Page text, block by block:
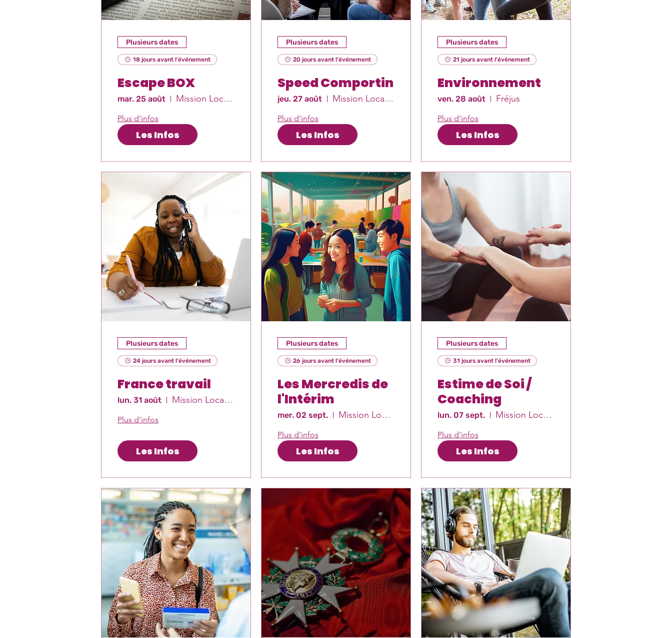
Plusieurs dates
18 jours avant l'événement
Escape BOX
mar. 25 août Mission Locale Est-Var
Plus d'infos
Les Infos
Plusieurs dates
20 jours avant l'événement
Speed Comportin
jeu. 27 août Mission Locale Est-Var
Plus d'infos
Les Infos
Plusieurs dates
21 jours avant l'événement
Environnement
ven. 28 août Fréjus
Plus d'infos
Les Infos
Plusieurs dates
24 jours avant l'événement
France travail
lun. 31 août Mission Locale Est-Var
Plus d'infos
Les Infos
Plusieurs dates
26 jours avant l'événement
Les Mercredis de
l'Intérim
mer. 02 sept. Mission Locale Est-Var
Plus d'infos
Les Infos
Plusieurs dates
31 jours avant l'événement
Estime de Soi /
Coaching
lun. 07 sept. Mission Locale Est-Var
Plus d'infos
Les Infos